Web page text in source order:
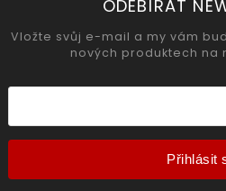
ODEBÍRAT
Vložte svůj e-mail a my vám
nových produktech na
Přihlásit